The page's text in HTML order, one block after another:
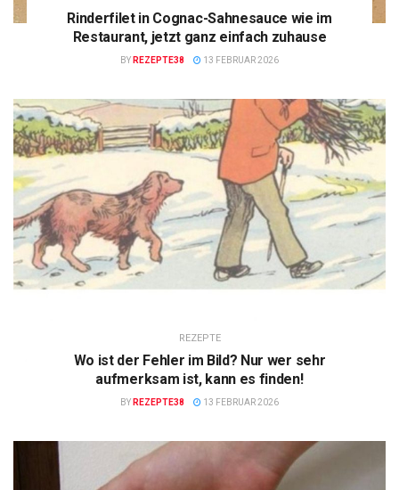
Rinderfilet in Cognac-Sahnesauce wie im
Restaurant, jetzt ganz einfach zuhause
BY REZEPTE38 13 FEBRUAR 2026
REZEPTE
Wo ist der Fehler im Bild? Nur wer sehr
aufmerksam ist, kann es finden!
BY REZEPTE38 13 FEBRUAR 2026